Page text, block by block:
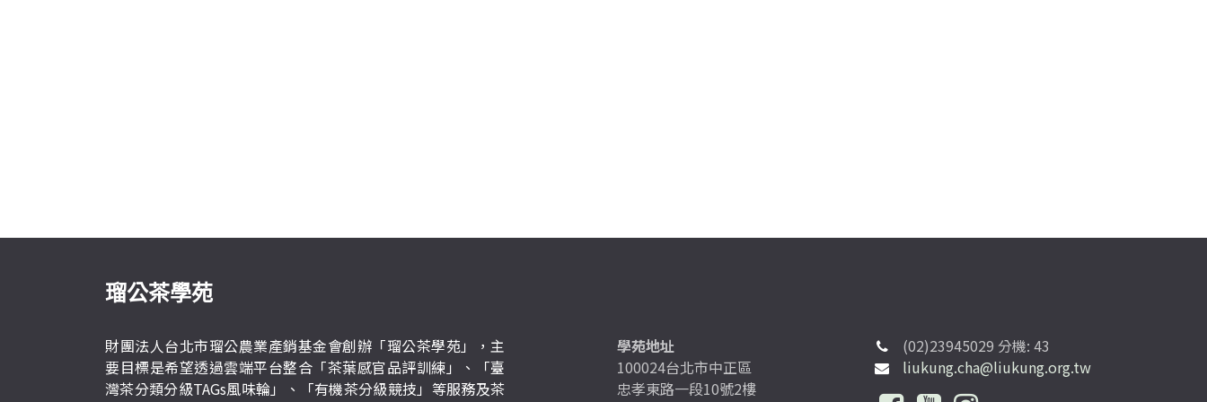
瑠公茶學苑
財團法人台北市瑠公農業產銷基金會創辦「瑠公茶學苑」，主
要目標是希望透過雲端平台整合「茶葉感官品評訓練」、「臺
灣茶分類分級TAGs風味輪」、「有機茶分級競技」等服務及茶
學苑地址
100024台北市中正區
忠孝東路一段10號2樓
(02)23945029 分機: 43
liukung.cha@liukung.org.tw